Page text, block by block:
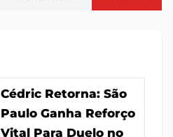
Cédric Retorna: São
Paulo Ganha Reforço
Vital Para Duelo no